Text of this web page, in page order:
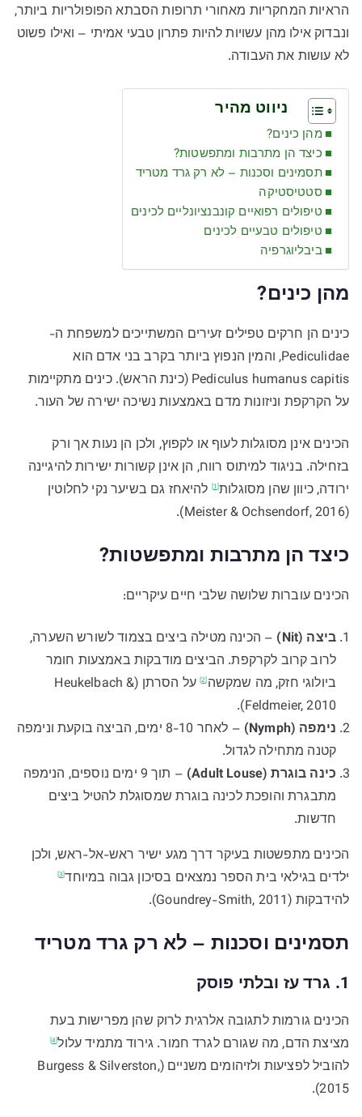
הראיות המחקריות מאחורי תרופות הסבתא הפופולריות ביותר,
ונבדוק אילו מהן עשויות להיות פתרון טבעי אמיתי – ואילו פשוט
לא עושות את העבודה.
ניווט מהיר
מהן כינים?
כיצד הן מתרבות ומתפשטות?
תסמינים וסכנות – לא רק גרד מטריד
סטטיסטיקה
טיפולים רפואיים קונבנציונליים לכינים
טיפולים טבעיים לכינים
ביבליוגרפיה
מהן כינים?
כינים הן חרקים טפילים זעירים המשתייכים למשפחת ה-
Pediculidae, והמין הנפוץ ביותר בקרב בני אדם הוא
Pediculus humanus capitis (כינת הראש). כינים מתקיימות
על הקרקפת וניזונות מדם באמצעות נשיכה ישירה של העור.
הכינים אינן מסוגלות לעוף או לקפוץ, ולכן הן נעות אך ורק
בזחילה. בניגוד למיתוס רווח, הן אינן קשורות ישירות להיגיינה
ירודה, כיוון שהן מסוגלות[1]
להיאחז גם בשיער נקי לחלוטין
(Meister & Ochsendorf, 2016).
כיצד הן מתרבות ומתפשטות?
הכינים עוברות שלושה שלבי חיים עיקריים:
ביצה (Nit)
– הכינה מטילה ביצים בצמוד לשורש השערה,
לרוב קרוב לקרקפת. הביצים מודבקות באמצעות חומר
ביולוגי חזק, מה שמקשה[2]
על הסרתן (Heukelbach &
Feldmeier, 2010).
נימפה (Nymph)
– לאחר 8-10 ימים, הביצה בוקעת ונימפה
קטנה מתחילה לגדול.
כינה בוגרת (Adult Louse)
– תוך 9 ימים נוספים, הנימפה
מתבגרת והופכת לכינה בוגרת שמסוגלת להטיל ביצים
חדשות.
הכינים מתפשטות בעיקר דרך מגע ישיר ראש-אל-ראש, ולכן
ילדים בגילאי בית הספר נמצאים בסיכון גבוה במיוחד[3]
להידבקות (Goundrey-Smith, 2011).
תסמינים וסכנות – לא רק גרד מטריד
1. גרד עז ובלתי פוסק
הכינים גורמות לתגובה אלרגית לרוק שהן מפרישות בעת
מציצת הדם, מה שגורם לגרד חמור. גירוד מתמידעלול[4]
להוביל לפציעות ולזיהומים משניים (Burgess & Silverston,
2015).